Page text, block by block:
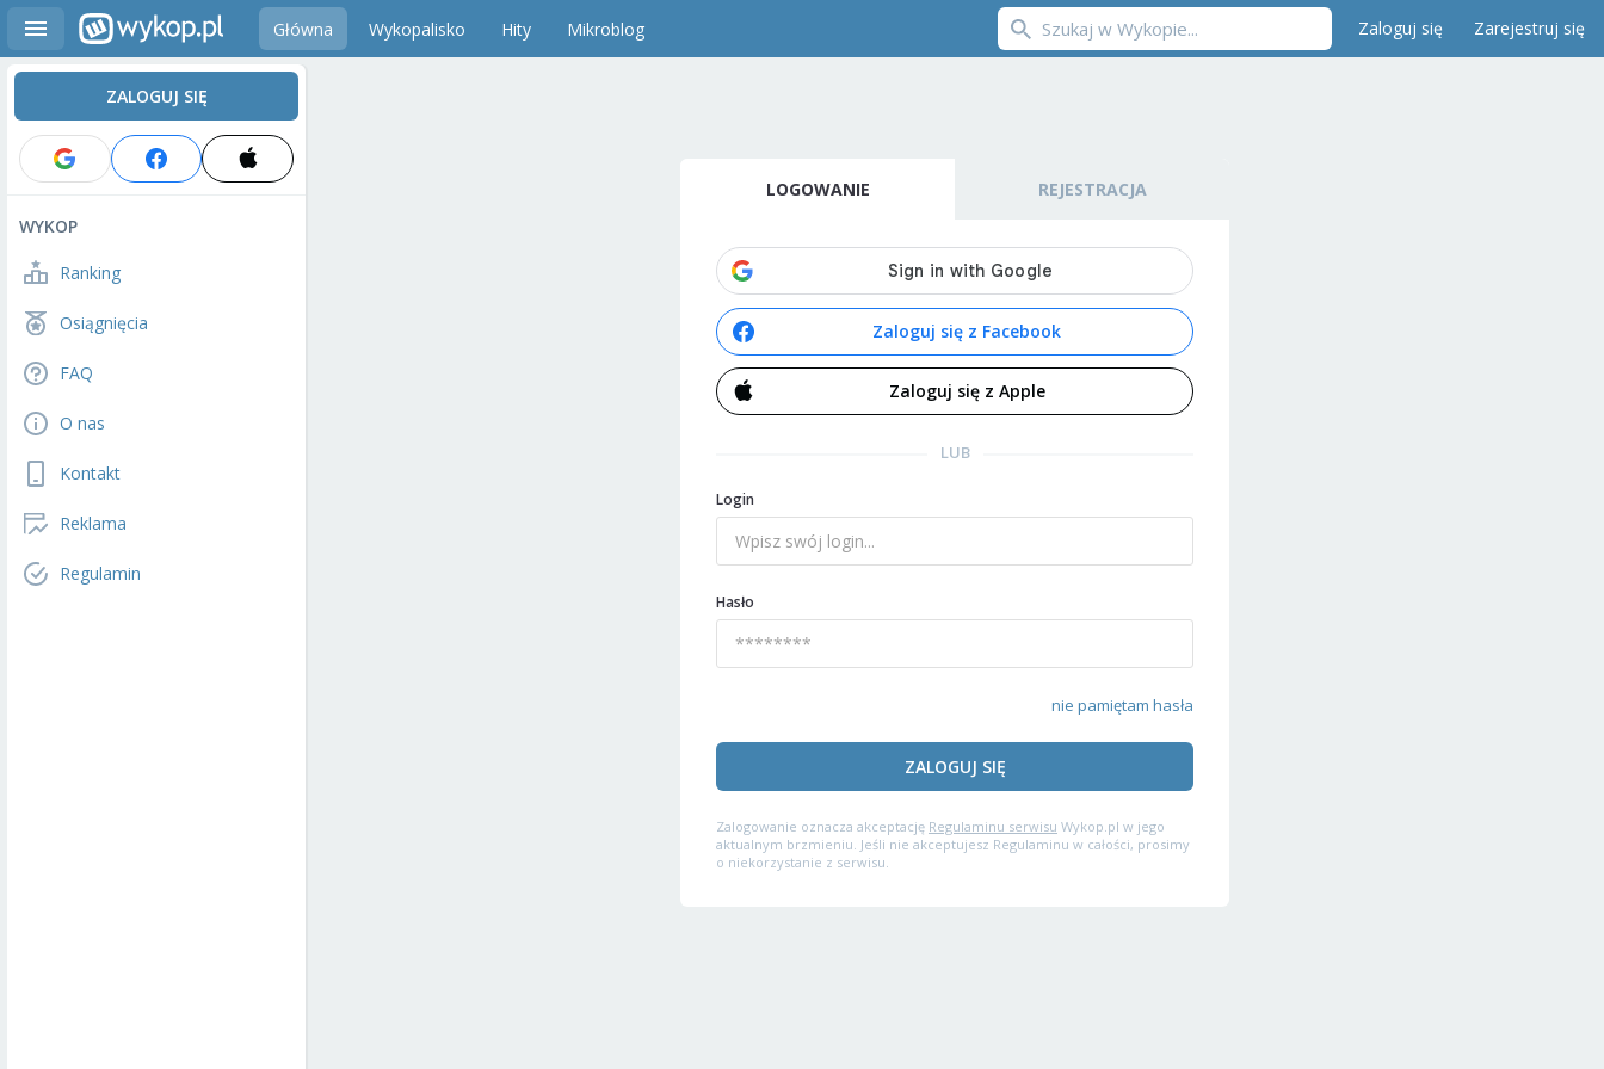
Główna Wykopalisko Hity Mikroblog Zaloguj się Zarejestruj się
ZALOGUJ SIĘ
WYKOP
Ranking
Osiągnięcia
FAQ
O nas
Kontakt
Reklama
Regulamin
LOGOWANIE REJESTRACJA
Zaloguj się z Facebook
Zaloguj się z Apple
LUB
Login
Hasło
nie pamiętam hasła
ZALOGUJ SIĘ
Zalogowanie oznacza akceptację Regulaminu serwisu Wykop.pl w jego
aktualnym brzmieniu. Jeśli nie akceptujesz Regulaminu w całości, prosimy
o niekorzystanie z serwisu.